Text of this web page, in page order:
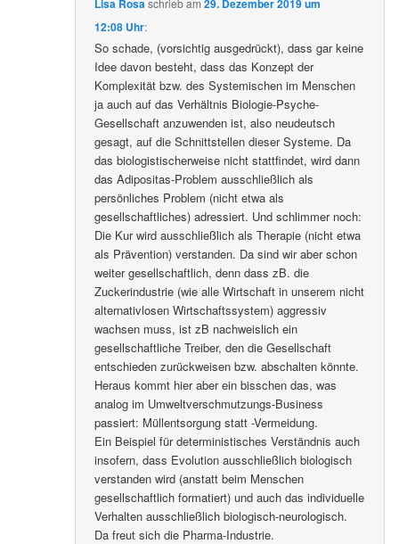
Lisa Rosaschriebam29. Dezember 2019 um
12:08 Uhr:
So schade, (vorsichtig ausgedrückt), dass gar keine
Idee davon besteht, dass das Konzept der
Komplexität bzw. des Systemischen im Menschen
ja auch auf das Verhältnis Biologie-Psyche-
Gesellschaft anzuwenden ist, also neudeutsch
gesagt, auf die Schnittstellen dieser Systeme. Da
das biologistischerweise nicht stattfindet, wird dann
das Adipositas-Problem ausschließlich als
persönliches Problem (nicht etwa als
gesellschaftliches) adressiert. Und schlimmer noch:
Die Kur wird ausschließlich als Therapie (nicht etwa
als Prävention) verstanden. Da sind wir aber schon
weiter gesellschaftlich, denn dass zB. die
Zuckerindustrie (wie alle Wirtschaft in unserem nicht
alternativlosen Wirtschaftssystem) aggressiv
wachsen muss, ist zB nachweislich ein
gesellschaftliche Treiber, den die Gesellschaft
entschieden zurückweisen bzw. abschalten könnte.
Heraus kommt hier aber ein bisschen das, was
analog im Umweltverschmutzungs-Business
passiert: Müllentsorgung statt -Vermeidung.
Ein Beispiel für deterministisches Verständnis auch
insofern, dass Evolution ausschließlich biologisch
verstanden wird (anstatt beim Menschen
gesellschaftlich formatiert) und auch das individuelle
Verhalten ausschließlich biologisch-neurologisch.
Da freut sich die Pharma-Industrie.